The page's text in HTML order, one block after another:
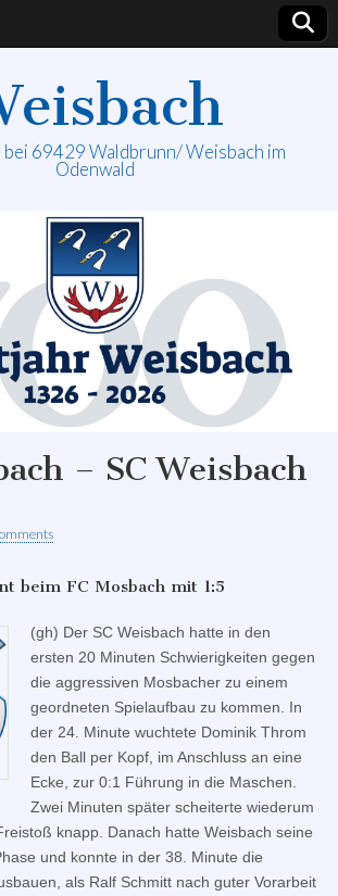
69429 Waldbrunn/ Weisbach im
Odenwald
– SC Weisbach
beim FC Mosbach mit 1:5
(gh) Der SC Weisbach hatte in den
ersten 20 Minuten Schwierigkeiten gegen
die aggressiven Mosbacher zu einem
geordneten Spielaufbau zu kommen. In
der 24. Minute wuchtete Dominik Throm
den Ball per Kopf, im Anschluss an eine
Ecke, zur 0:1 Führung in die Maschen.
Zwei Minuten später scheiterte wiederum
knapp. Danach hatte Weisbach seine
und konnte in der 38. Minute die
als Ralf Schmitt nach guter Vorarbeit